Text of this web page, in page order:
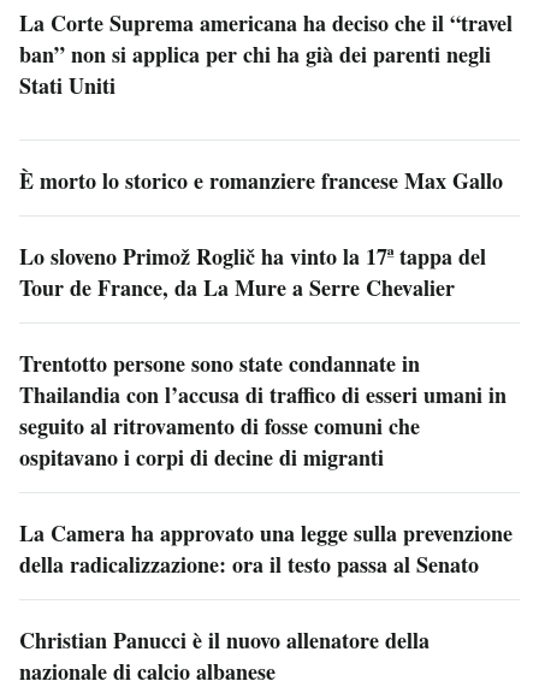
La Corte Suprema americana ha deciso che il “travel
ban” non si applica per chi ha già dei parenti negli
Stati Uniti
È morto lo storico e romanziere francese Max Gallo
Lo sloveno Primož Roglič ha vinto la 17ª tappa del
Tour de France, da La Mure a Serre Chevalier
Trentotto persone sono state condannate in
Thailandia con l’accusa di traffico di esseri umani in
seguito al ritrovamento di fosse comuni che
ospitavano i corpi di decine di migranti
La Camera ha approvato una legge sulla prevenzione
della radicalizzazione: ora il testo passa al Senato
Christian Panucci è il nuovo allenatore della
nazionale di calcio albanese